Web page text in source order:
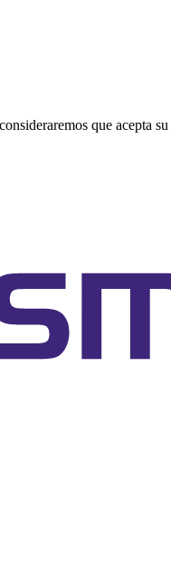
que acepta su